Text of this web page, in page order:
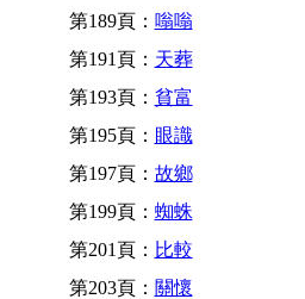
第189頁： 嗡嗡
第191頁： 天葬
第193頁： 貧富
第195頁： 眼識
第197頁： 故鄉
第199頁： 蜘蛛
第201頁： 比較
第203頁： 關懷